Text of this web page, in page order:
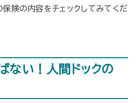
保険の内容をチェックしてみてくだ
ない！人間ドックの